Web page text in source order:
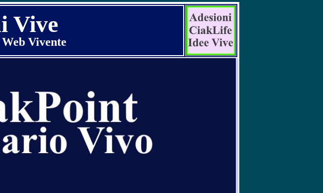
Vive
Vivente